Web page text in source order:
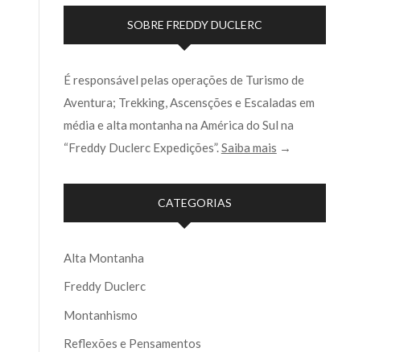
SOBRE FREDDY DUCLERC
É responsável pelas operações de Turismo de
Aventura; Trekking, Ascensções e Escaladas em
média e alta montanha na América do Sul na
“Freddy Duclerc Expedições”.Saiba mais →
CATEGORIAS
Alta Montanha
Freddy Duclerc
Montanhismo
Reflexões e Pensamentos